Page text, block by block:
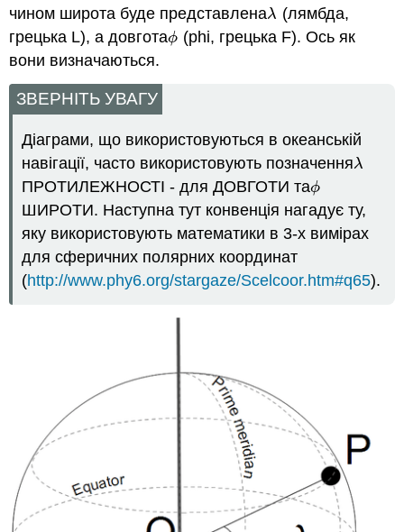
чином широта буде представленаλ
λ (лямбда,
грецька L), а довготаϕ
ϕ (phi, грецька F). Ось як
вони визначаються.
ЗВЕРНІТЬ УВАГУ
Діаграми, що використовуються в океанській
навігації, часто використовують позначенняλ
λ
ПРОТИЛЕЖНОСТІ - для ДОВГОТИ таϕ
ϕ
ШИРОТИ. Наступна тут конвенція нагадує ту,
яку використовують математики в 3-х вимірах
для сферичних полярних координат
(http://www.phy6.org/stargaze/Scelcoor.htm#q65).